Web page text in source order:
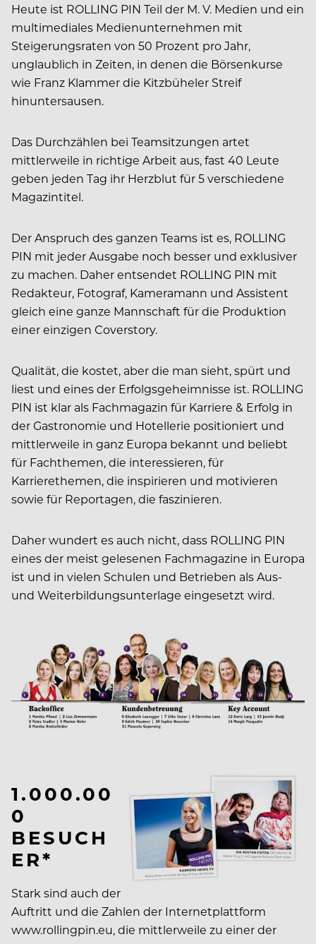
Heute ist ROLLING PIN Teil der M. V. Medien und ein
multimediales Medienunternehmen mit
Steigerungsraten von 50 Prozent pro Jahr,
unglaublich in Zeiten, in denen die Börsenkurse
wie Franz Klammer die Kitzbüheler Streif
hinuntersausen.
Das Durchzählen bei Teamsitzungen artet
mittlerweile in richtige Arbeit aus, fast 40 Leute
geben jeden Tag ihr Herzblut für 5 verschiedene
Magazintitel.
Der Anspruch des ganzen Teams ist es, ROLLING
PIN mit jeder Ausgabe noch besser und exklusiver
zu machen. Daher entsendet ROLLING PIN mit
Redakteur, Fotograf, Kameramann und Assistent
gleich eine ganze Mannschaft für die Produktion
einer einzigen Coverstory.
Qualität, die kostet, aber die man sieht, spürt und
liest und eines der Erfolgsgeheimnisse ist. ROLLING
PIN ist klar als Fachmagazin für Karriere & Erfolg in
der Gastronomie und Hotellerie positioniert und
mittlerweile in ganz Europa bekannt und beliebt
für Fachthemen, die interessieren, für
Karrierethemen, die inspirieren und motivieren
sowie für Reportagen, die faszinieren.
Daher wundert es auch nicht, dass ROLLING PIN
eines der meist gelesenen Fachmagazine in Europa
ist und in vielen Schulen und Betrieben als Aus-
und Weiterbildungsunterlage eingesetzt wird.
1.000.00
0
BESUCH
ER*
Stark sind auch der
Auftritt und die Zahlen der Internetplattform
www.rollingpin.eu, die mittlerweile zu einer der